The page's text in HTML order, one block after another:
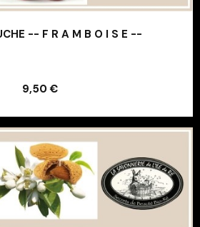
-- F R A M B O I S E --
9,50 €
Ajouter au panier